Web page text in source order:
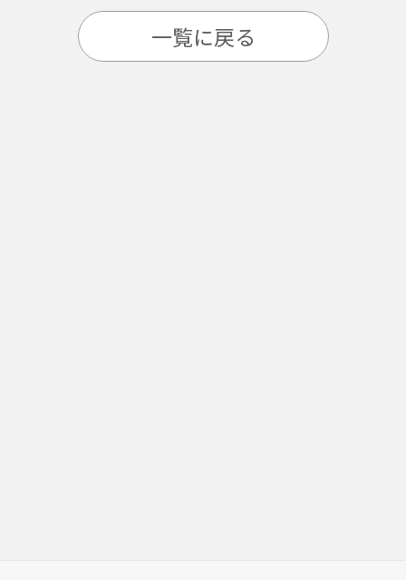
一覧に戻る